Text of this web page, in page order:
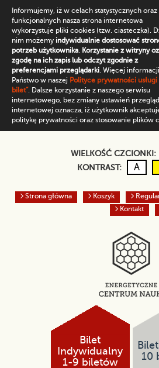
Informujemy, iż w celach statystycznych oraz
funkcjonalnych nasza strona internetowa
wykorzystuje pliki cookies (tzw. ciasteczka).
nim możemy indywidualnie dostosować
potrzeb użytkownika. Korzystanie z witryny
zgodę na ich zapis lub odczyt zgodnie z
preferencjami przeglądarki. Więcej
Państwo w naszej Polityce prywatności usługi
bilet”. Dalsze korzystanie z naszego serwisu
internetowego, bez zmiany ustawień
internetowej oznacza, iż użytkownik
politykę prywatności oraz stosowanie plików
WIELKOŚĆ CZCIONKI:
KONTRAST: A
Strona główna Koszyk
Kontakt
Bilet
Indywidualny
1-9 biletów
10